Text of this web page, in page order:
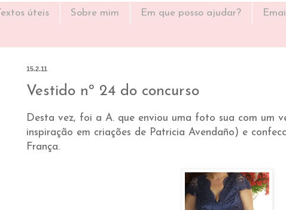
Textos úteis Sobre mim Em que posso ajudar? Email
15.2.11
Vestido nº 24 do concurso
Desta vez, foi a A. que enviou uma foto sua com um
inspiração em criações de Patricia Avendaño) e
França.